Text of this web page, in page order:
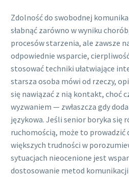
Zdolność do swobodnej
słabnąć zarówno w wyniku
procesów starzenia, ale zawsze
odpowiednie wsparcie,
stosować techniki ułatwiające
starsza osoba mówi od rzeczy,
się nawiązać z nią kontakt, choć
wyzwaniem — zwłaszcza gdy
językowa. Jeśli senior boryka się
ruchomością, może to prowadzić
większych trudności w
sytuacjach nieocenione jest
dostosowanie metod